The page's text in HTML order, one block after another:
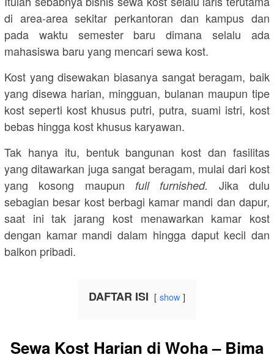
di area-area sekitar perkantoran dan kampus dan
pada waktu semester baru dimana selalu ada
mahasiswa baru yang mencari sewa kost.
Kost yang disewakan biasanya sangat beragam, baik
yang disewa harian, mingguan, bulanan maupun tipe
kost seperti kost khusus putri, putra, suami istri, kost
bebas hingga kost khusus karyawan.
Tak hanya itu, bentuk bangunan kost dan fasilitas
yang ditawarkan juga sangat beragam, mulai dari kost
yang kosong maupun full furnished. Jika dulu
sebagian besar kost berbagi kamar mandi dan dapur,
saat ini tak jarang kost menawarkan kamar kost
dengan kamar mandi dalam hingga daput kecil dan
balkon pribadi.
DAFTAR ISI show
Sewa Kost Harian di Woha – Bima